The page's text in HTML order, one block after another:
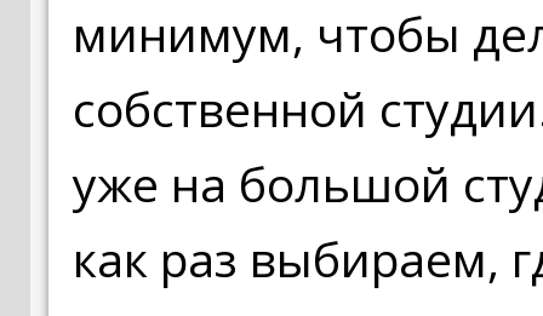
минимум, чтобы
собственной
уже на большой
как раз выбираем,